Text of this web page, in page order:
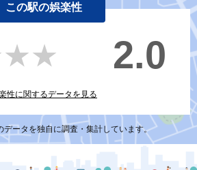
この駅の娯楽性
2.0
性に関するデータを見る
ータを独自に調査・集計しています。